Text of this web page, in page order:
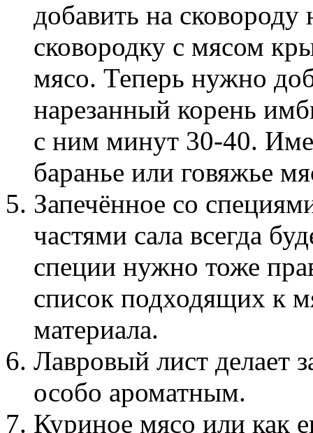
добавить на
сковородку с мясом
мясо. Теперь нужно
нарезанный корень
с ним минут 30-40.
баранье или говяжье
Запечённое со
частями сала всегда
специи нужно тоже
список подходящих к
материала.
Лавровый лист делает
особо ароматным.
Куриное мясо или как